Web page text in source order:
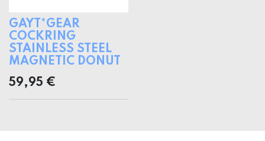
GAYT*GEAR
COCKRING
STAINLESS STEEL
MAGNETIC DONUT
59,95 €